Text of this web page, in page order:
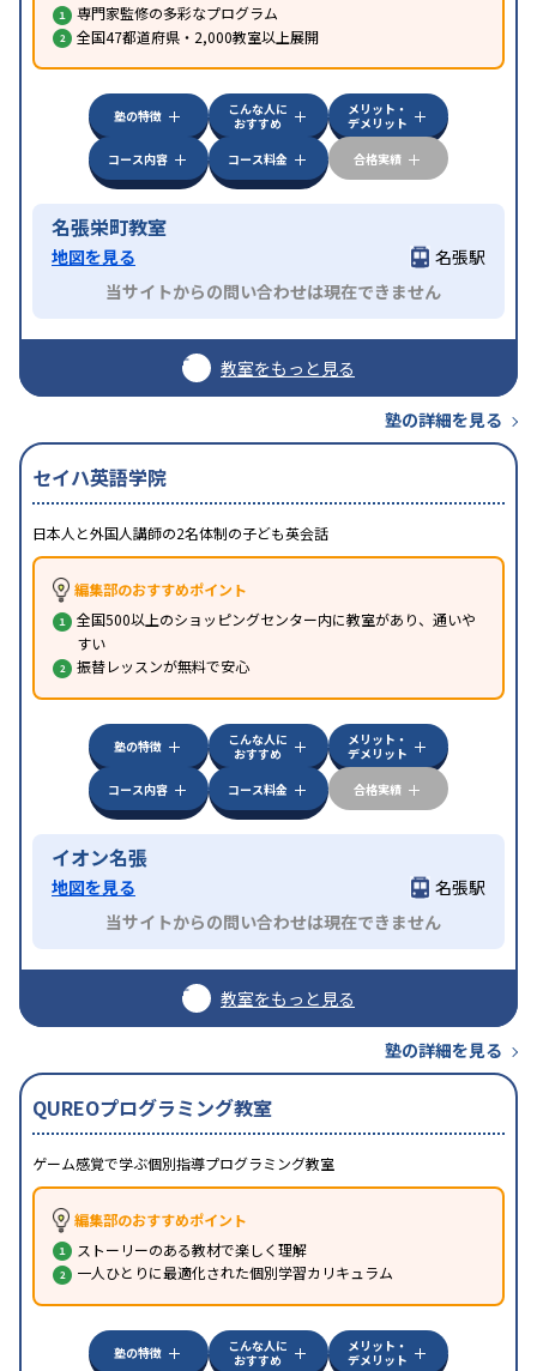
専門家監修の多彩なプログラム
全国47都道府県・2,000教室以上展開
塾の特徴
こんな人に
おすすめ
メリット・
デメリット
コース内容
コース料金 合格実績
名張栄町教室
地図を見る
名張駅
当サイトからの問い合わせは現在できません
教室をもっと見る
塾の詳細を見る
セイハ英語学院
日本人と外国人講師の2名体制の子ども英会話
編集部のおすすめポイント
全国500以上のショッピングセンター内に教室があり、通いや
すい
振替レッスンが無料で安心
塾の特徴
こんな人に
おすすめ
メリット・
デメリット
コース内容
コース料金 合格実績
イオン名張
地図を見る
名張駅
当サイトからの問い合わせは現在できません
教室をもっと見る
塾の詳細を見る
QUREOプログラミング教室
ゲーム感覚で学ぶ個別指導プログラミング教室
編集部のおすすめポイント
ストーリーのある教材で楽しく理解
一人ひとりに最適化された個別学習カリキュラム
塾の特徴
こんな人に
おすすめ
メリット・
デメリット